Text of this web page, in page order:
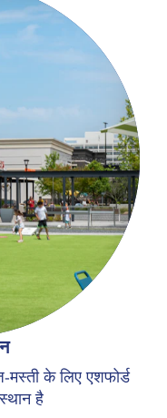
मस्ती के लिए एशफोर्ड
है